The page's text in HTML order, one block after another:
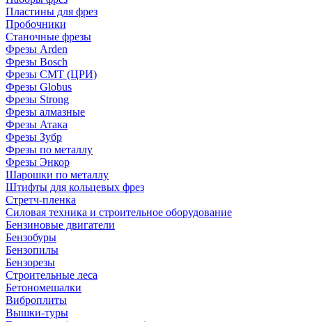
Пластины для фрез
Пробочники
Станочные фрезы
Фрезы Arden
Фрезы Bosch
Фрезы CMT (ЦРИ)
Фрезы Globus
Фрезы Strong
Фрезы алмазные
Фрезы Атака
Фрезы Зубр
Фрезы по металлу
Фрезы Энкор
Шарошки по металлу
Штифты для кольцевых фрез
Стретч-пленка
Силовая техника и строительное оборудование
Бензиновые двигатели
Бензобуры
Бензопилы
Бензорезы
Строительные леса
Бетономешалки
Виброплиты
Вышки-туры